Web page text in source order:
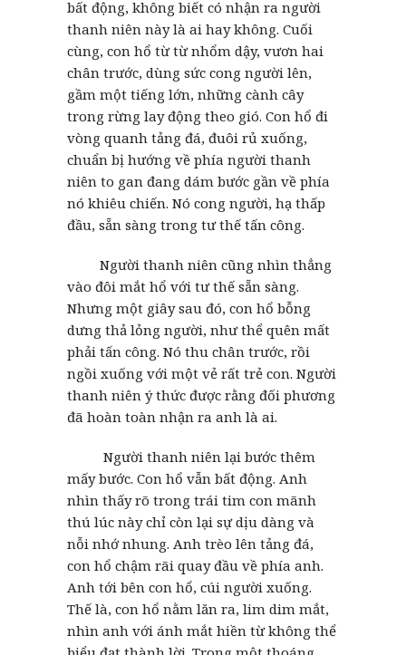
bất động, không biết có nhận ra người
thanh niên này là ai hay không. Cuối
cùng, con hổ từ từ nhổm dậy, vươn hai
chân trước, dùng sức cong người lên,
gầm một tiếng lớn, những cành cây
trong rừng lay động theo gió. Con hổ đi
vòng quanh tảng đá, đuôi rủ xuống,
chuẩn bị hướng về phía người thanh
niên to gan đang dám bước gần về phía
nó khiêu chiến. Nó cong người, hạ thấp
đầu, sẵn sàng trong tư thế tấn công.
Người thanh niên cũng nhìn thẳng
vào đôi mắt hổ với tư thế sẵn sàng.
Nhưng một giây sau đó, con hổ bỗng
dưng thả lỏng người, như thể quên mất
phải tấn công. Nó thu chân trước, rồi
ngồi xuống với một vẻ rất trẻ con. Người
thanh niên ý thức được rằng đối phương
đã hoàn toàn nhận ra anh là ai.
Người thanh niên lại bước thêm
mấy bước. Con hổ vẫn bất động. Anh
nhìn thấy rõ trong trái tim con mãnh
thú lúc này chỉ còn lại sự dịu dàng và
nỗi nhớ nhung. Anh trèo lên tảng đá,
con hổ chậm rãi quay đầu về phía anh.
Anh tới bên con hổ, cúi người xuống.
Thế là, con hổ nằm lăn ra, lim dim mắt,
nhìn anh với ánh mắt hiền từ không thể